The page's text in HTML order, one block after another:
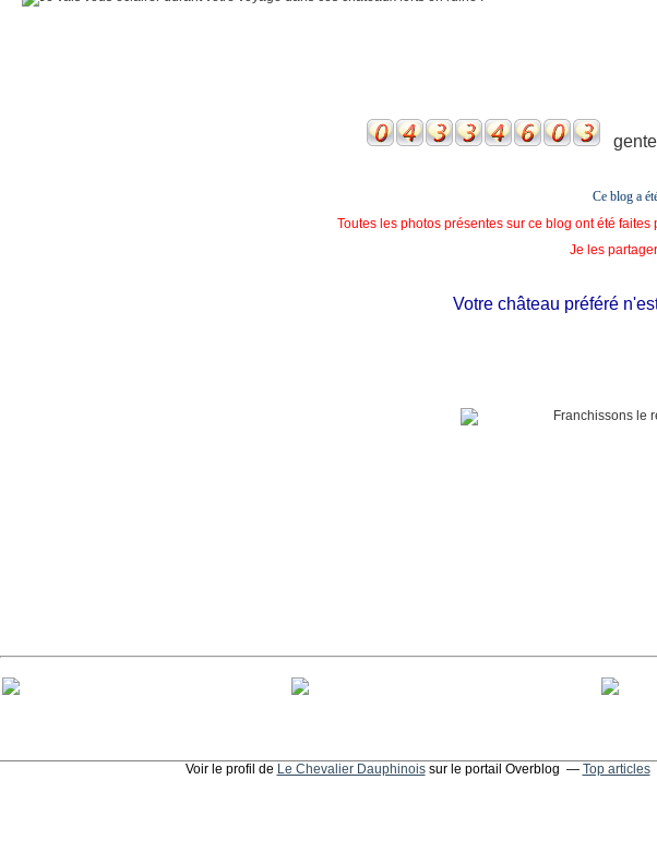
Ce blog a
Toutes les photos présentes sur ce blog ont été faites
Je les
Votre château préféré
Voir le profil de Le Chevalier Dauphinoissur le portail Overblog Top articles